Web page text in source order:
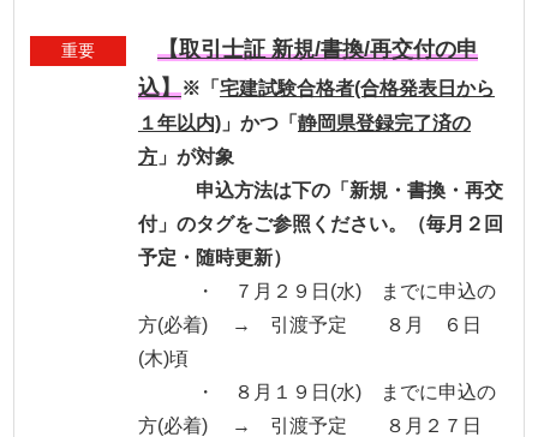
重要
【取引士証 新規/書換/再交付の申
込】※「 宅建試験合格者(合格発表日から
１年以内)」かつ「 静岡県登録完了済の
方」が対象
申込方法は下の「新規・書換・再交
付」のタグをご参照ください。（毎月２回
予定・随時更新）
・ ７月２９日(水) までに申込の
方(必着) → 引渡予定 ８月 ６日
(木)頃
・ ８月１９日(水) までに申込の
方(必着) → 引渡予定 ８月２７日